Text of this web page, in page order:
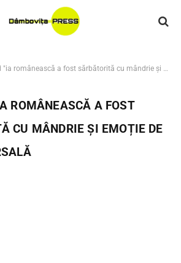
a fost sărbătorită cu mândrie și emoție de Ziua Universală"
ROMÂNEASCĂ A FOST
CU MÂNDRIE ȘI EMOȚIE DE